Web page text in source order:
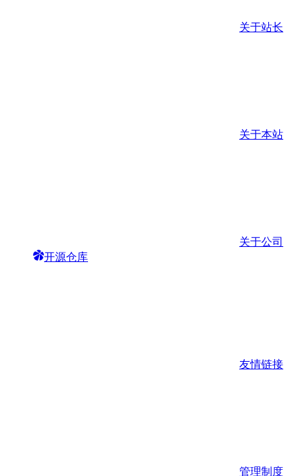
关于站长
关于本站
关于公司
开源仓库
友情链接
管理制度